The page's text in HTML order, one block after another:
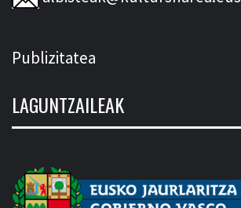
Publizitatea
LAGUNTZAILEAK